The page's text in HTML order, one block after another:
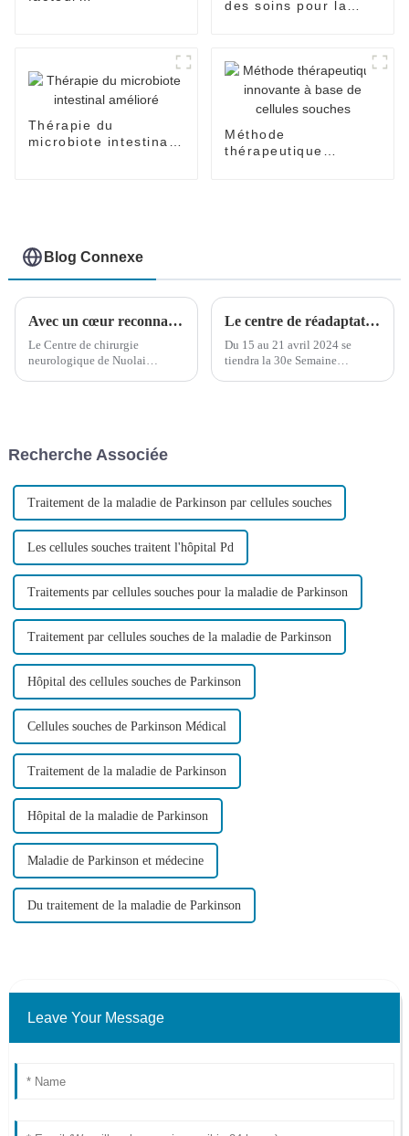
des soins pour la
Thérapie du
microbiote intestinal
Méthode
thérapeutique
Blog Connexe
Avec un cœur reconnaissant, ils présentent des banderoles ; L'aide médicale aux personnes handicapées obtient de grands résultats.
Le Centre de chirurgie
neurologique de Nuolai
dirigeants de Nuolai Medici...
Le centre de réadaptation contre le cancer de l'hôpital Nuolai prolonge la période de survie des patients atteints de cancer, rendant le cancer moins effrayant.
Du 15 au 21 avril 2024 se
tiendra la 30e Semaine
Recherche Associée
Traitement de la maladie de Parkinson par cellules souches
Les cellules souches traitent l'hôpital Pd
Traitements par cellules souches pour la maladie de Parkinson
Traitement par cellules souches de la maladie de Parkinson
Hôpital des cellules souches de Parkinson
Cellules souches de Parkinson Médical
Traitement de la maladie de Parkinson
Hôpital de la maladie de Parkinson
Maladie de Parkinson et médecine
Du traitement de la maladie de Parkinson
Leave Your Message